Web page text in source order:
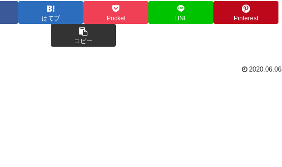
はてブ Pocket LINE Pinterest
コピー
2020.06.06